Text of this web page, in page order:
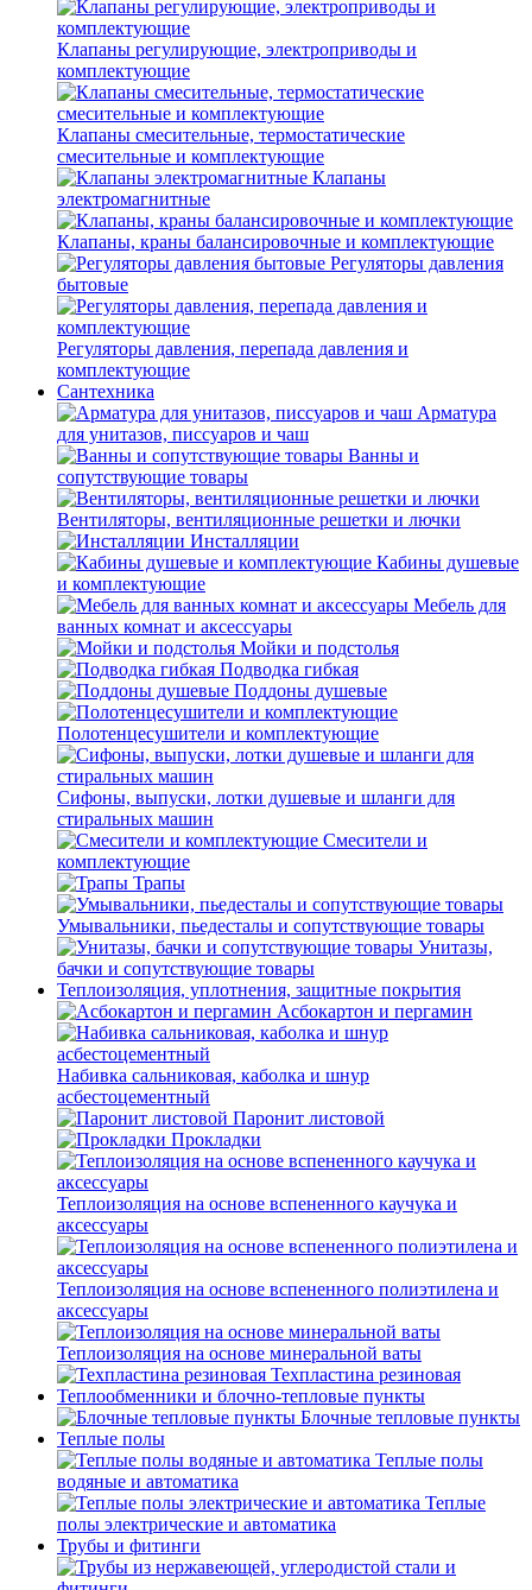
Клапаны регулирующие, электроприводы и
комплектующие
Клапаны смесительные, термостатические
смесительные и комплектующие
Клапаны
электромагнитные
Клапаны, краны балансировочные и комплектующие
Регуляторы давления
бытовые
Регуляторы давления, перепада давления и
комплектующие
Сантехника
Арматура
для унитазов, писсуаров и чаш
Ванны и
сопутствующие товары
Вентиляторы, вентиляционные решетки и лючки
Инсталляции
Кабины душевые
и комплектующие
Мебель для
ванных комнат и аксессуары
Мойки и подстолья
Подводка гибкая
Поддоны душевые
Полотенцесушители и комплектующие
Сифоны, выпуски, лотки душевые и шланги для
стиральных машин
Смесители и
комплектующие
Трапы
Умывальники, пьедесталы и сопутствующие товары
Унитазы,
бачки и сопутствующие товары
Теплоизоляция, уплотнения, защитные покрытия
Асбокартон и пергамин
Набивка сальниковая, каболка и шнур
асбестоцементный
Паронит листовой
Прокладки
Теплоизоляция на основе вспененного каучука и
аксессуары
Теплоизоляция на основе вспененного полиэтилена и
аксессуары
Теплоизоляция на основе минеральной ваты
Техпластина резиновая
Теплообменники и блочно-тепловые пункты
Блочные тепловые пункты
Теплые полы
Теплые полы
водяные и автоматика
Теплые
полы электрические и автоматика
Трубы и фитинги